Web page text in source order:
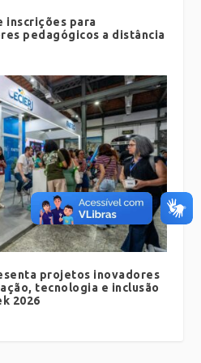
inscrições para
pedagógicos a distância
projetos inovadores
tecnologia e inclusão
2026